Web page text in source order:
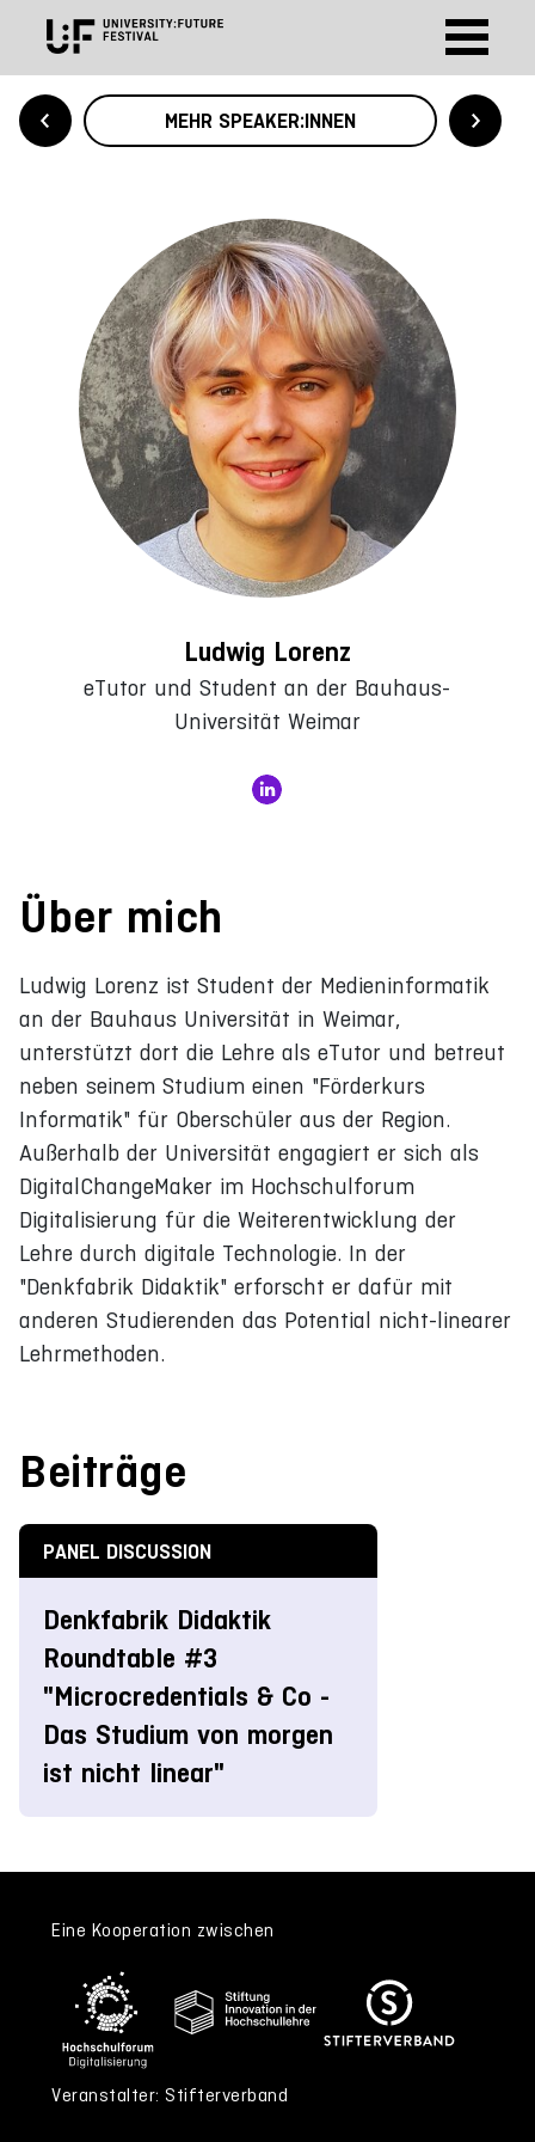
MEHR SPEAKER:INNEN
Ludwig Lorenz
eTutor und Student an der Bauhaus-
Universität Weimar
Über mich
Ludwig Lorenz ist Student der Medieninformatik
an der Bauhaus Universität in Weimar,
unterstützt dort die Lehre als eTutor und betreut
neben seinem Studium einen "Förderkurs
Informatik" für Oberschüler aus der Region.
Außerhalb der Universität engagiert er sich als
DigitalChangeMaker im Hochschulforum
Digitalisierung für die Weiterentwicklung der
Lehre durch digitale Technologie. In der
"Denkfabrik Didaktik" erforscht er dafür mit
anderen Studierenden das Potential nicht-linearer
Lehrmethoden.
Beiträge
PANEL DISCUSSION
Denkfabrik Didaktik
Roundtable #3
"Microcredentials & Co -
Das Studium von morgen
ist nicht linear"
Eine Kooperation zwischen
Veranstalter: Stifterverband